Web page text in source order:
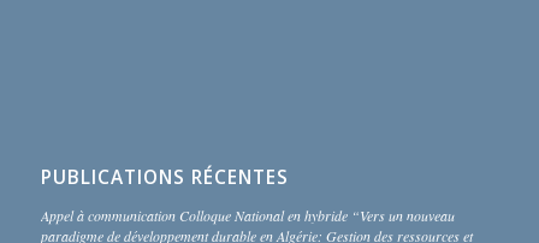
PUBLICATIONS RÉCENTES
Appel à communication Colloque National en hybride “Vers un nouveau
paradigme de développement durable en Algérie: Gestion des ressources et